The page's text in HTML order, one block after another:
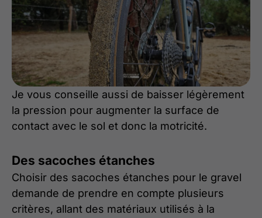
Je vous conseille aussi de baisser légèrement
la pression pour augmenter la surface de
contact avec le sol et donc la motricité.
Des sacoches étanches
Choisir des sacoches étanches pour le gravel
demande de prendre en compte plusieurs
critères, allant des matériaux utilisés à la